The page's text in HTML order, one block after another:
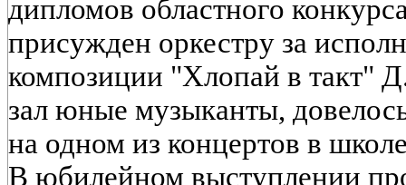
дипломов областного
присужден оркестру за
композиции "Хлопай в такт"
зал юные музыканты,
на одном из концертов в
В юбилейном выступлении